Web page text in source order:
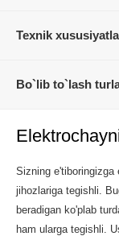
Texnik
Bo`lib to`lash
Sizning
jihozlariga tegishli.
beradigan ko'plab
ham ularga tegishli.